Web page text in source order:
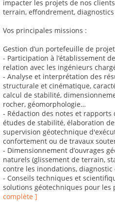
impacter les projets de nos
terrain, effondrement, diagnostics
Vos principales missions :
Gestion d’un portefeuille de
- Participation à l’établissement
relation avec les ingénieurs
- Analyse et interprétation des
structurale et cinématique,
calcul de stabilité,
rocher, géomorphologie…
- Rédaction des notes et rapports
études de stabilité, élaboration
supervision géotechnique
confortement ou de travaux
- Dimensionnement d’ouvrages
naturels (glissement de terrain,
contre les inondations, diagnostic
- Conseils techniques et
solutions géotechniques pour les
complète ]